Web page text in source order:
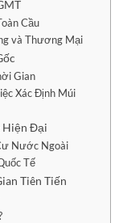
Cầu
và Thương Mại
Gian
Xác Định Múi
Hiện Đại
Nước Ngoài
Tế
Tiên Tiến